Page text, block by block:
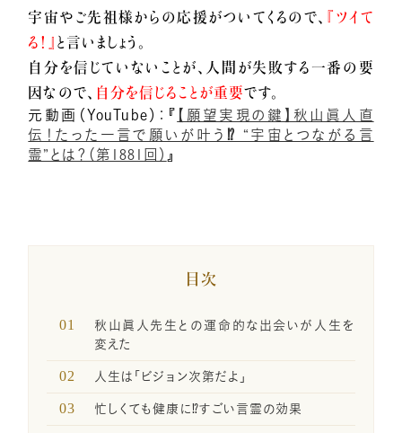
億楽®メソッドとは
講座卒業生の喜びの声
プレスリリース一覧
メディア関係者お問い合わせ
宇宙やご先祖様からの応援がついてくるので、
『ツイて
る！』 と言いましょう。
自分を信じていないことが、人間が失敗する一番の要
因なので、
自分を信じることが重要です。
元動画（YouTube）：『 【願望実現の鍵】秋山眞人直
伝！たった一言で願いが叶う⁉️ “宇宙とつながる言
霊”とは？（第1881回） 』
目次
秋山眞人先生との運命的な出会いが人生を
変えた
人生は「ビジョン次第だよ」
忙しくても健康に⁉️すごい言霊の効果